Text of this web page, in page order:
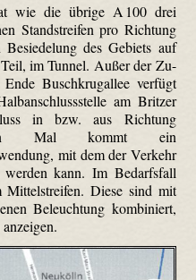
wie die übrige A 100 drei
Standstreifen pro Richtung
des Gebiets auf
im Tunnel. Außer der Zu-
Buschkrugallee verfügt
am Britzer
in bzw. aus Richtung
Mal kommt ein
mit dem der Verkehr
kann. Im Bedarfsfall
Diese sind mit
Beleuchtung kombiniert,